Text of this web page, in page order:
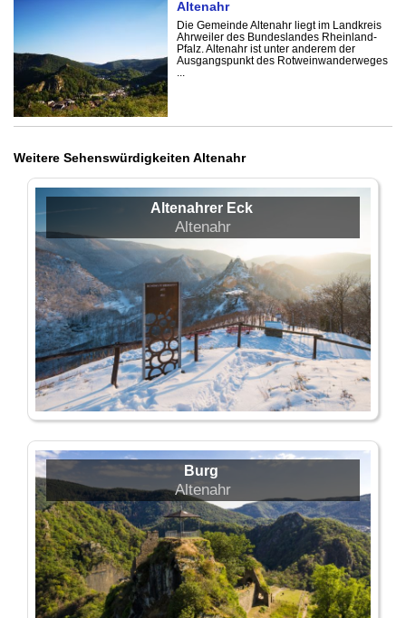
Altenahr
Die Gemeinde Altenahr liegt im Landkreis
Ahrweiler des Bundeslandes Rheinland-
Pfalz. Altenahr ist unter anderem der
Ausgangspunkt des Rotweinwanderweges
...
Weitere Sehenswürdigkeiten Altenahr
Altenahrer Eck
Altenahr
Burg
Altenahr